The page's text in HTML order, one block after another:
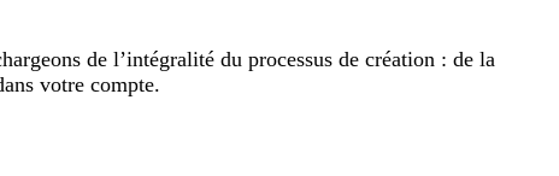
de l’intégralité du processus de création : de la
votre compte.